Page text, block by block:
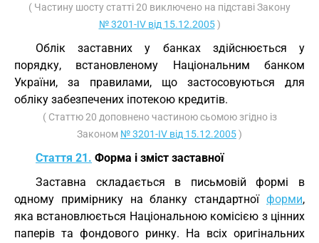
( Частину шосту статті 20 виключено на підставі Закону
№ 3201-IV від 15.12.2005)
Облік заставних у банках здійснюється у
порядку, встановленому Національним банком
України, за правилами, що застосовуються для
обліку забезпечених іпотекою кредитів.
( Статтю 20 доповнено частиною сьомою згідно із
Законом № 3201-IV від 15.12.2005)
Стаття 21. Форма і зміст заставної
Заставна складається в письмовій формі в
одному примірнику на бланку стандартної форми,
яка встановлюється Національною комісією з цінних
паперів та фондового ринку. На всіх оригінальних